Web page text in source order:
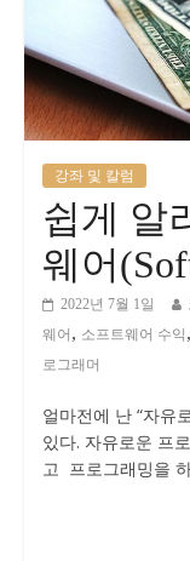
강좌 및 칼럼
쉽게 알
웨어
2022년 7월 1일
웨어 , 소프트웨어 수익 ,
로그래머
얼마전에 난 “자유
있다. 자유로운 프
고 프로그래밍을